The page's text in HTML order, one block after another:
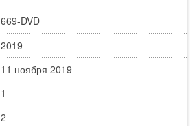
669-DVD
2019
11 ноября 2019
1
2